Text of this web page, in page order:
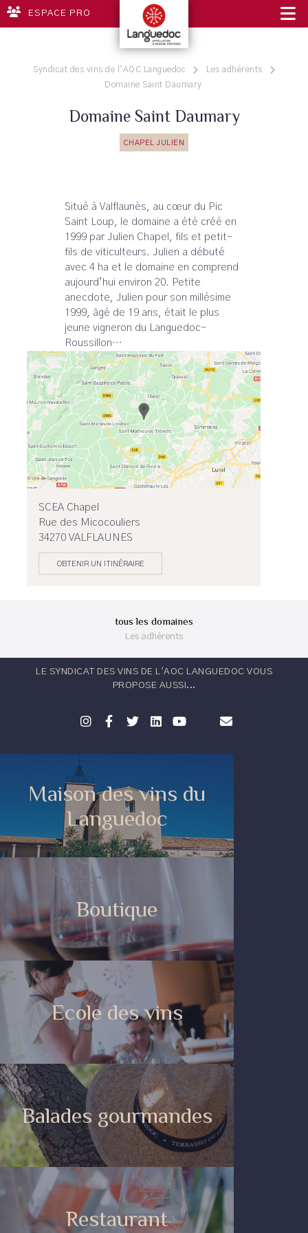
ESPACE PRO
Syndicat des vins de l'AOC Languedoc
Les adhérents
Domaine Saint Daumary
Domaine Saint Daumary
CHAPEL JULIEN
Situé à Valflaunès, au cœur du Pic
Saint Loup, le domaine a été créé en
1999 par Julien Chapel, fils et petit-
fils de viticulteurs. Julien a débuté
avec 4 ha et le domaine en comprend
aujourd’hui environ 20. Petite
anecdote, Julien pour son millésime
1999, âgé de 19 ans, était le plus
jeune vigneron du Languedoc-
Roussillon…
SCEA Chapel
Rue des Micocouliers
34270 VALFLAUNES
OBTENIR UN ITINÉRAIRE
tous les domaines
Les adhérents
LE SYNDICAT DES VINS DE L'AOC LANGUEDOC VOUS
PROPOSE AUSSI...
Maison des vins du
Languedoc
Boutique
Ecole des vins
Balades gourmandes
Restaurant